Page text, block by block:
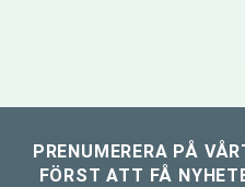
PRENUMERERA PÅ
FÖRST ATT FÅ